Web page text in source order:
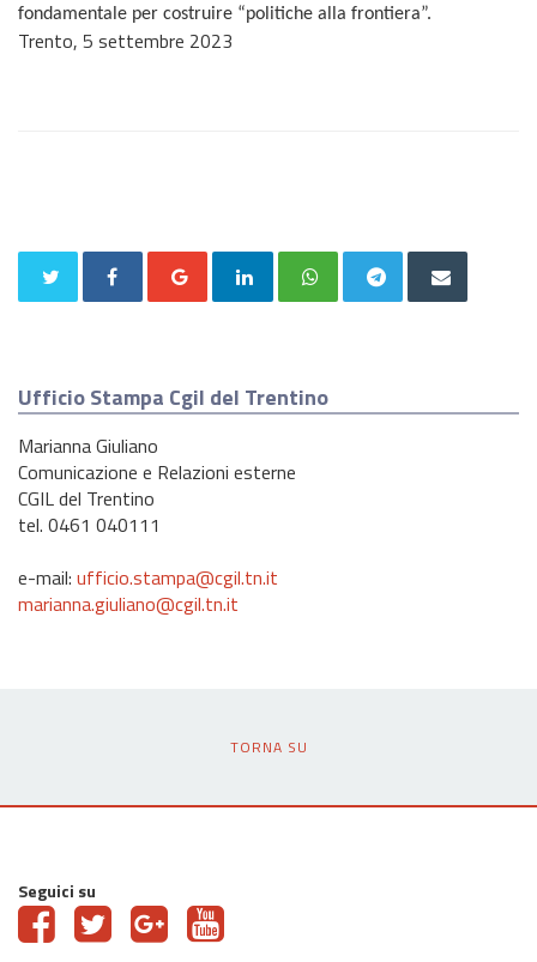
fondamentale per costruire “politiche alla frontiera”.
Trento, 5 settembre 2023
Ufficio Stampa Cgil del Trentino
Marianna Giuliano
Comunicazione e Relazioni esterne
CGIL del Trentino
tel. 0461 040111
e-mail: ufficio.stampa@cgil.tn.it
marianna.giuliano@cgil.tn.it
TORNA SU
Seguici su